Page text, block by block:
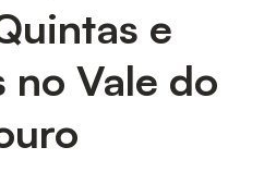
e
no Vale do